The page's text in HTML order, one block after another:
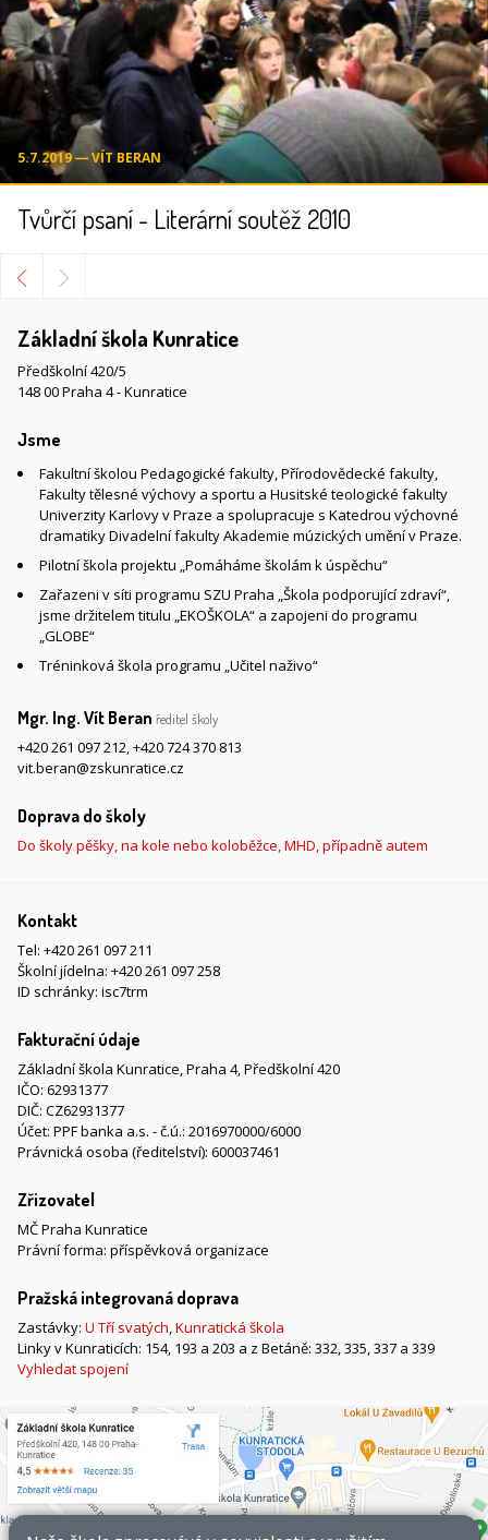
5.7.2019 ― VÍT BERAN
Tvůrčí psaní - Literární soutěž 2010
Základní škola Kunratice
Předškolní 420/5
148 00 Praha 4 - Kunratice
Jsme
Fakultní školou Pedagogické fakulty, Přírodovědecké fakulty,
Fakulty tělesné výchovy a sportu a Husitské teologické fakulty
Univerzity Karlovy v Praze a spolupracuje s Katedrou výchovné
dramatiky Divadelní fakulty Akademie múzických umění v Praze.
Pilotní škola projektu „Pomáháme školám k úspěchu“
Zařazeni v síti programu SZU Praha „Škola podporující zdraví“,
jsme držitelem titulu „EKOŠKOLA“ a zapojeni do programu
„GLOBE“
Tréninková škola programu „Učitel naživo“
Mgr. Ing. Vít Beran ředitel školy
+420 261 097 212,+420 724 370 813
vit.beran@zskunratice.cz
Doprava do školy
Do školy pěšky, na kole nebo koloběžce, MHD, případně autem
Kontakt
Tel: +420 261 097 211
Školní jídelna: +420 261 097 258
ID schránky: isc7trm
Fakturační údaje
Základní škola Kunratice, Praha 4, Předškolní 420
IČO: 62931377
DIČ: CZ62931377
Účet: PPF banka a.s. - č.ú.: 2016970000/6000
Právnická osoba (ředitelství): 600037461
Zřizovatel
MČ Praha Kunratice
Právní forma: příspěvková organizace
Pražská integrovaná doprava
Zastávky: U Tří svatých,Kunratická škola
Linky v Kunraticích: 154, 193 a 203 a z Betáně: 332, 335, 337 a 339
Vyhledat spojení